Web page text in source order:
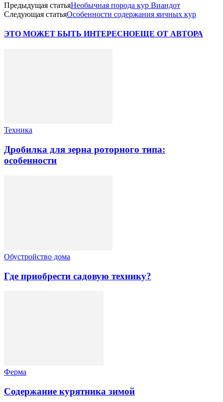
Предыдущая статьяНеобычная порода кур Виандот
Следующая статьяОсобенности содержания яичных кур
ЭТО МОЖЕТ БЫТЬ ИНТЕРЕСНОЕЩЕ ОТ АВТОРА
Техника
Дробилка для зерна роторного типа:
особенности
Обустройство дома
Где приобрести садовую технику?
Ферма
Содержание курятника зимой